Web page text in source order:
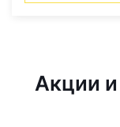
Акции и